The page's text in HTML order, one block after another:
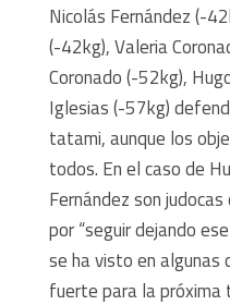
Nicolás Fernández (-
(-42kg), Valeria
Coronado (-52kg),
Iglesias (-57kg)
tatami, aunque los
todos. En el caso de
Fernández son
por “seguir dejando
se ha visto en algunas
fuerte para la